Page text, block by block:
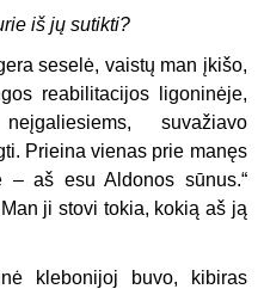
iš jų sutikti?
seselė, vaistų man įkišo,
reabilitacijos ligoninėje,
suvažiavo
Prieina vienas prie manęs
– aš esu Aldonos sūnus.“
ji stovi tokia, kokią aš ją
klebonijoj buvo, kibiras